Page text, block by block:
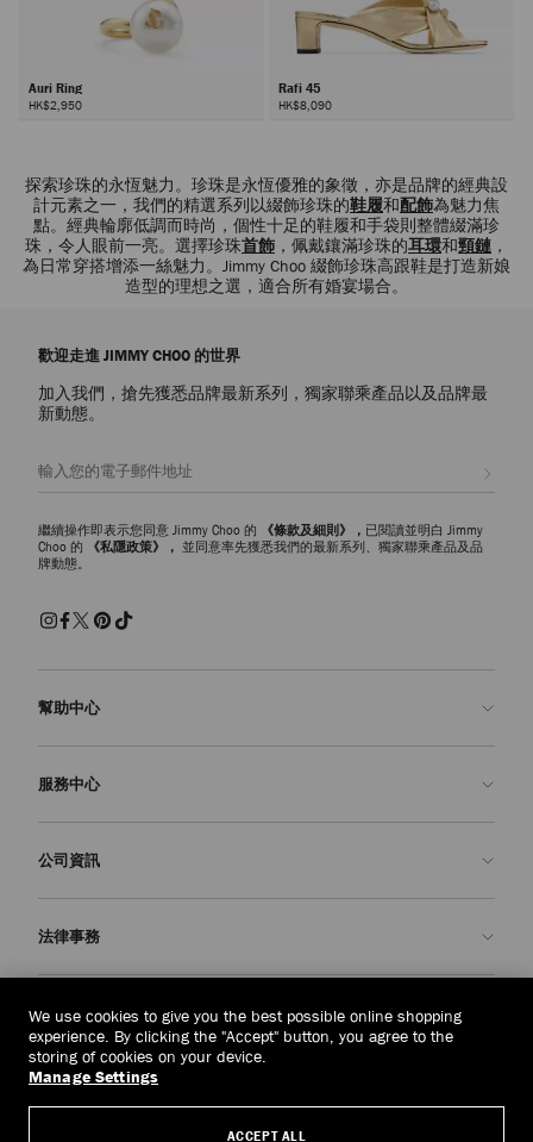
Auri Ring
HK$2,950
Rafi 45
HK$8,090
頁
探索珍珠的永恆魅力。珍珠是永恆優雅的象徵，亦是品牌的經典設
計元素之一，我們的精選系列以綴飾珍珠的鞋履和配飾為魅力焦
點。經典輪廓低調而時尚，個性十足的鞋履和手袋則整體綴滿珍
珠，令人眼前一亮。選擇珍珠首飾 ，佩戴鑲滿珍珠的耳環和頸鏈 ，
為日常穿搭增添一絲魅力。Jimmy Choo 綴飾珍珠高跟鞋是打造新娘
造型的理想之選，適合所有婚宴場合。
歡迎走進 JIMMY CHOO 的世界
加入我們，搶先獲悉品牌最新系列，獨家聯乘產品以及品牌最
新動態。
繼續操作即表示您同意 Jimmy Choo 的 《條款及細則》， 已閱讀並明白 Jimmy
Choo 的
《私隱政策》， 並同意率先獲悉我們的最新系列、獨家聯乘產品及品
牌動態。
幫助中心
常見問題解答
申請退貨
送貨
服務中心
定制服務
保修服務
公司資訊
我們的歷史
我們的影響與責任
我們的影響
匠心工藝
法律事務
條款與條件
被遺忘權
主體存取請求表
東帝汶(HK$)
We use cookies to give you the best possible online shopping
experience. By clicking the "Accept" button, you agree to the
storing of cookies on your device.
Manage Settings
ACCEPT ALL